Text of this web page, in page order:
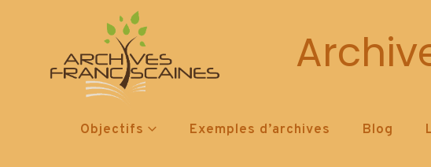
Objectifs Exemples d’archives Blog
It seems we can't find what you're looking for.